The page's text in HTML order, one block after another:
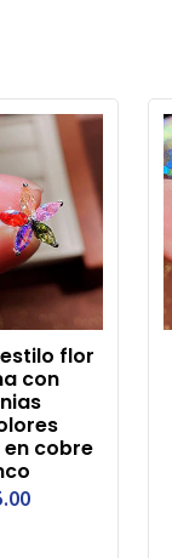
flor
con
cobre